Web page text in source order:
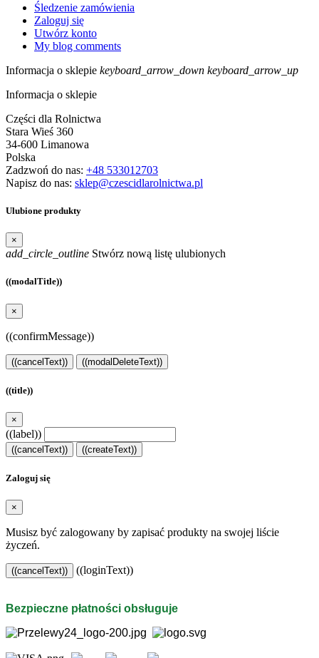
Śledzenie zamówienia
Zaloguj się
Utwórz konto
My blog comments
Informacja o sklepie keyboard_arrow_down keyboard_arrow_up
Informacja o sklepie
Części dla Rolnictwa
Stara Wieś 360
34-600 Limanowa
Polska
Zadzwoń do nas: +48 533012703
Napisz do nas: sklep@czescidlarolnictwa.pl
Ulubione produkty
×
add_circle_outline Stwórz nową listę ulubionych
((modalTitle))
×
((confirmMessage))
((cancelText)) ((modalDeleteText))
((title))
×
((label))
((cancelText)) ((createText))
Zaloguj się
×
Musisz być zalogowany by zapisać produkty na swojej liście
życzeń.
((cancelText)) ((loginText))
Bezpieczne płatności obsługuje